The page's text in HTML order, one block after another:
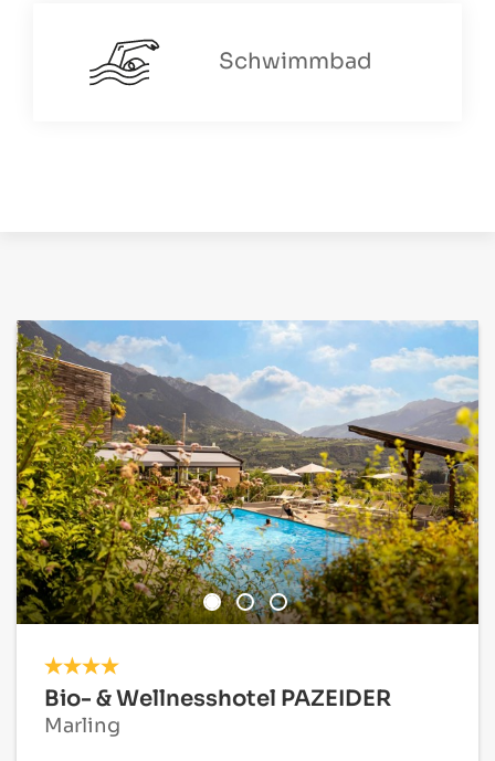
Schwimmbad
Bio- & Wellnesshotel PAZEIDER
Marling